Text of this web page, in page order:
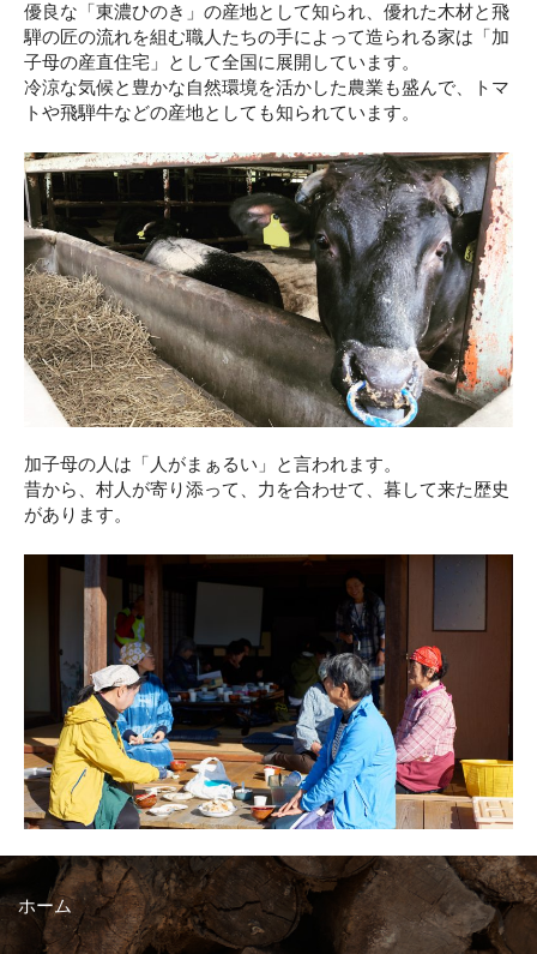
優良な「東濃ひのき」の産地として知られ、優れた木材と飛
騨の匠の流れを組む職人たちの手によって造られる家は「加
子母の産直住宅」として全国に展開しています。
冷涼な気候と豊かな自然環境を活かした農業も盛んで、トマ
トや飛騨牛などの産地としても知られています。
加子母の人は「人がまぁるい」と言われます。
昔から、村人が寄り添って、力を合わせて、暮して来た歴史
があります。
ホーム